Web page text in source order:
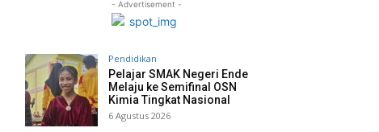
- Advertisement -
Pendidikan
Pelajar SMAK Negeri Ende
Melaju ke Semifinal OSN
Kimia Tingkat Nasional
6 Agustus 2026